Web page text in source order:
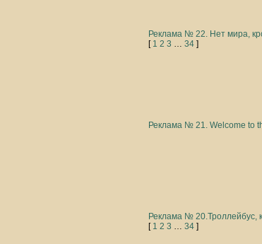
Реклама № 22. Нет мира,
[ 1 2 3 … 34 ]
Реклама № 21. Welcome to
Реклама № 20.Троллейбус,
[ 1 2 3 … 34 ]